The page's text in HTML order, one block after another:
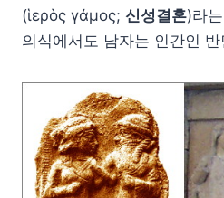
(ἱερὸς γάμος; 신성결혼)라
의식에서도 남자는 인간인